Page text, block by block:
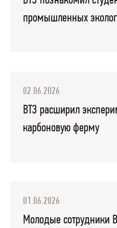
промышленных
02.06.2026
ВТЗ расширил
карбоновую ферму
01.06.2026
Молодые сотрудники